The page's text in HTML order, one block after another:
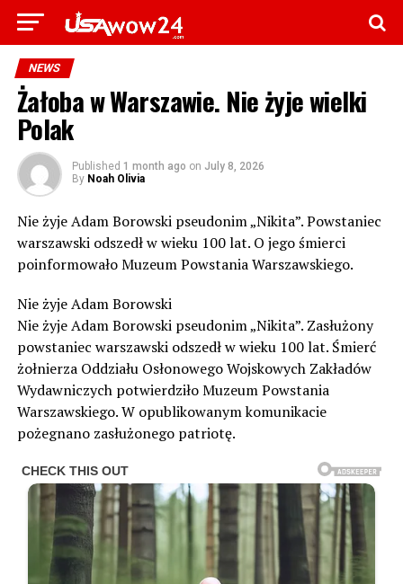
NEWS
Żałoba w Warszawie. Nie żyje wielki
Polak
Published 1 month ago on July 8, 2026
By Noah Olivia
Nie żyje Adam Borowski pseudonim „Nikita”. Powstaniec
warszawski odszedł w wieku 100 lat. O jego śmierci
poinformowało Muzeum Powstania Warszawskiego.
Nie żyje Adam Borowski
Nie żyje Adam Borowski pseudonim „Nikita”. Zasłużony
powstaniec warszawski odszedł w wieku 100 lat. Śmierć
żołnierza Oddziału Osłonowego Wojskowych Zakładów
Wydawniczych potwierdziło Muzeum Powstania
Warszawskiego. W opublikowanym komunikacie
pożegnano zasłużonego patriotę.